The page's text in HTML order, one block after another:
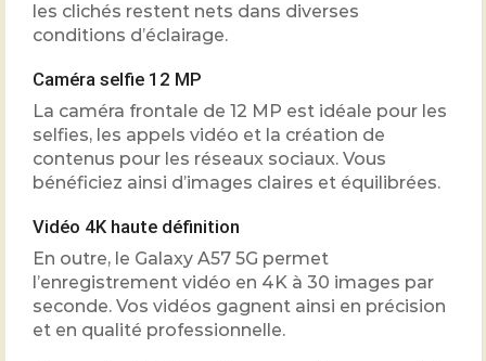
les clichés restent nets dans diverses
conditions d’éclairage.
Caméra selfie 12 MP
La caméra frontale de 12 MP est idéale pour les
selfies, les appels vidéo et la création de
contenus pour les réseaux sociaux. Vous
bénéficiez ainsi d’images claires et équilibrées.
Vidéo 4K haute définition
En outre, le Galaxy A57 5G permet
l’enregistrement vidéo en 4K à 30 images par
seconde. Vos vidéos gagnent ainsi en précision
et en qualité professionnelle.